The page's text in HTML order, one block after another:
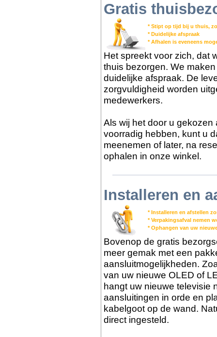
Gratis
* Stipt op tijd bij u thuis,
* Duidelijke afspraak
* Afhalen is eveneens
Het spreekt voor zich, dat
thuis bezorgen. We
duidelijke afspraak. De
zorgvuldigheid worden
medewerkers.
Als wij het door u gekozen
voorradig hebben, kunt u
meenemen of later, na
ophalen in onze winkel.
Installeren en
* Installeren en afstellen
* Verpakingsafval nemen
* Ophangen van uw
Bovenop de gratis
meer gemak met een
aansluitmogelijkheden.
van uw nieuwe OLED of
hangt uw nieuwe televisie
aansluitingen in orde en
kabelgoot op de wand.
direct ingesteld.